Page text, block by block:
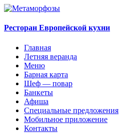
Ресторан Европейской кухни
Главная
Летняя веранда
Меню
Барная карта
Шеф — повар
Банкеты
Афиша
Специальные предложения
Мобильное приложение
Контакты